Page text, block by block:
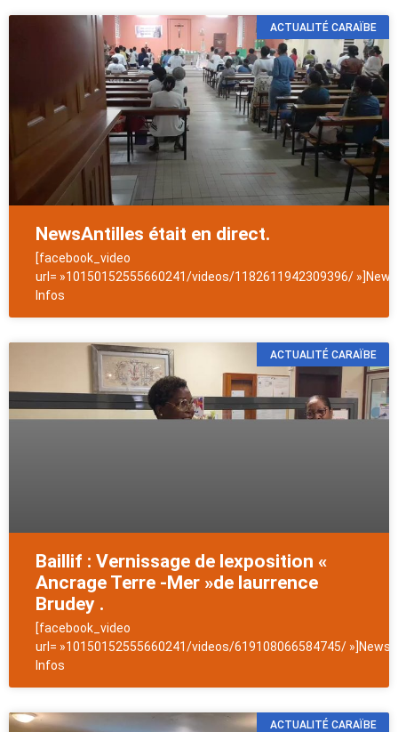
ACTUALITÉ CARAÏBE
NewsAntilles était en direct.
[facebook_video
url= »10150152555660241/videos/1182611942309396/
Infos
ACTUALITÉ CARAÏBE
Baillif : Vernissage de lexposition «
Ancrage Terre -Mer »de laurrence
Brudey .
[facebook_video
url= »10150152555660241/videos/619108066584745/
Infos
ACTUALITÉ CARAÏBE